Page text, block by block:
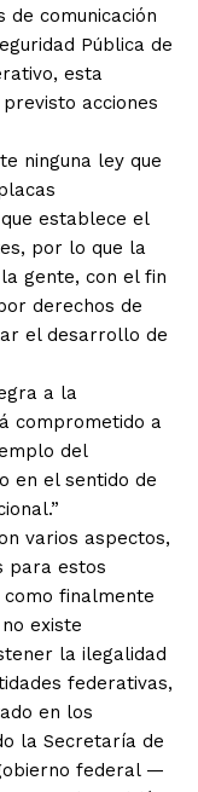
de comunicación
Pública de
esta
acciones
ninguna ley que
establece el
por lo que la
gente, con el fin
derechos de
el desarrollo de
a la
comprometido a
del
en el sentido de
varios aspectos,
para estos
finalmente
existe
la ilegalidad
federativas,
en los
la Secretaría de
federal —